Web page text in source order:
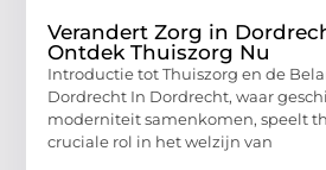
Verandert Zorg in
Ontdek Thuiszorg Nu
Introductie tot Thuiszorg en de
Dordrecht In Dordrecht, waar
moderniteit samenkomen, speelt
cruciale rol in het welzijn van